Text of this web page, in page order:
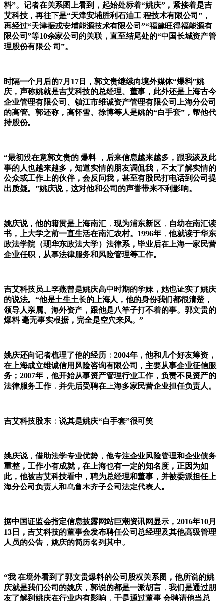
料”。记者在关系图上看到，起始处标着“姚庆”，紧接着是吉
艾科技，再往下是“天津安埔胜利石油工 程技术有限公司”，
再经过“天津振戎安埔能源技术有限公司”“福建旺得福能源有
限公司”等10余家公司的关联，直至结尾处的“中国长城资产管
理股份有限公 司”。
时隔一个月后的7月17日，郭文贵继续向境外媒体“爆料”姚
庆，声称姚就是吉艾科技的总经理、董事，此外还是上海古今
企业管理有限公司、镇江市维诚资产管理有限公司上海分公司
的高管。郭还称，高怀雪、徐博等人是姚的“白手套”，帮他代
持股份。
“最初没在意郭文贵的 爆料 ，后来信息越来越多，跟我谈及此
事的人也越来越多，知道实情的朋友调侃我，不太了解实情的
公众或工作上的伙伴，会反问我，甚至有股民打电话到公司提
出质疑。”姚庆说，这对他和公司的声誉带来不利影响。
姚庆说，他的籍贯是上海南汇，现为浦东新区，自幼在南汇读
书，上大学之前一直生活在南汇农村。1996年，他就读于华东
政法学院（现华东政法大学）法律系，毕业后在上海一家民营
企业任职，从事法律服务和风险管理等工作。
吉艾科技员工李燕曾是姚庆高中时期的学妹，她也证实了姚庆
的说法。“他是土生土长的上海人，他的身份我们都很清楚，
领导人亲属、海外资产，跟他是八竿子打不着的事。郭文贵的
爆料 毫无事实根据，完全是空穴来风。”
姚庆还向记者梳理了他的经历：2004年，他和几个好友筹资，
在上海成立维诚信用风险咨询有限公司，主要从事企业征信服
务；2007年，他开始从事资产管理行业工作，负责不良资产的
法律服务工作，并先后受聘在上海多家民营企业担任负责人。
吉艾科技股东：说其是姚庆“白手套”很可笑
姚庆说，借助法学专业优势，他专注企业风险管理和企业债务
重整，工作小有成就，在上海也有一定的知名度，正因为如
此，他被吉艾科技看中，聘为总经理和董事，并被委派担任上
海分公司负责人和乌鲁木齐子公司法定代表人。
据中国证监会指定信息披露网站巨潮资讯网显示，2016年10月
13日，吉艾科技的董事会发布聘任公司总经理及其他高级管理
人员的公告，姚庆的简历名列其中。
“我 在境外看到了郭文贵爆料的公司股权关系图，他所说的姚
庆就是我们公司的姚庆，郭说的都是一派胡言，我们是通过朋
友了解到姚庆在行业内有影响，于是通过董事 会聘请他当总